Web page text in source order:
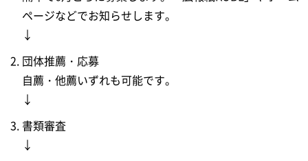
ページなどでお知らせします。
↓
団体推薦・応募
自薦・他薦いずれも可能です。
↓
書類審査
↓